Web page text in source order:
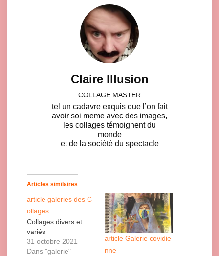
Claire Illusion
COLLAGE MASTER
tel un cadavre exquis que l’on fait
avoir soi meme avec des images,
les collages témoignent du
monde
et de la société du spectacle
Articles similaires
article galeries des C
ollages
Collages divers et
variés
31 octobre 2021
Dans "galerie"
article Galerie covidie
nne